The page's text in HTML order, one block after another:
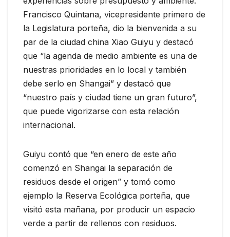
Francisco Quintana, vicepresidente primero de
la Legislatura porteña, dio la bienvenida a su
par de la ciudad china Xiao Guiyu y destacó
que “la agenda de medio ambiente es una de
nuestras prioridades en lo local y también
debe serlo en Shangai” y destacó que
“nuestro país y ciudad tiene un gran futuro”,
que puede vigorizarse con esta relación
internacional.
Guiyu contó que “en enero de este año
comenzó en Shangai la separación de
residuos desde el origen” y tomó como
ejemplo la Reserva Ecológica porteña, que
visitó esta mañana, por producir un espacio
verde a partir de rellenos con residuos.